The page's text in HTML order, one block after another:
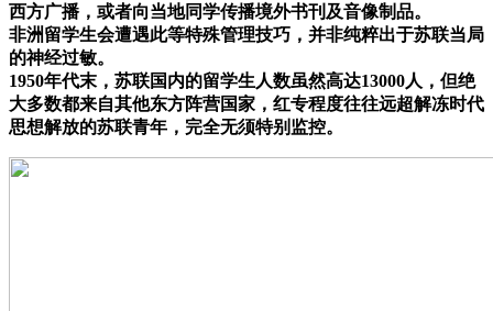
西方广播，或者向当地同学传播境外书刊及音像制品。
非洲留学生会遭遇此等特殊管理技巧，并非纯粹出于苏联当局
的神经过敏。
1950年代末，苏联国内的留学生人数虽然高达13000人，但绝
大多数都来自其他东方阵营国家，红专程度往往远超解冻时代
思想解放的苏联青年，完全无须特别监控。